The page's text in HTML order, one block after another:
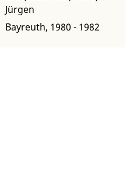
Jürgen
Bayreuth, 1980 - 1982